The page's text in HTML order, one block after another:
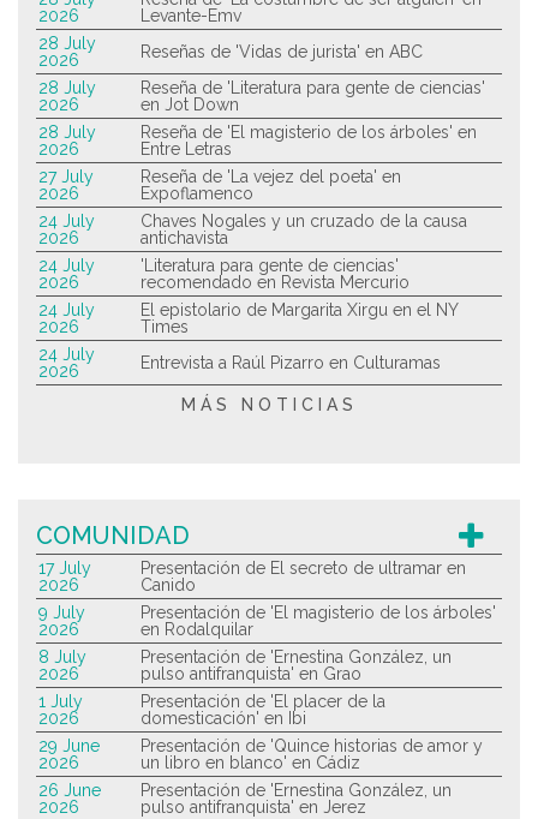
2026
Levante-Emv
28 July
2026
Reseñas de 'Vidas de jurista' en ABC
28 July
2026
Reseña de 'Literatura para gente de ciencias'
en Jot Down
28 July
2026
Reseña de 'El magisterio de los árboles' en
Entre Letras
27 July
2026
Reseña de 'La vejez del poeta' en
Expoflamenco
24 July
2026
Chaves Nogales y un cruzado de la causa
antichavista
24 July
2026
'Literatura para gente de ciencias'
recomendado en Revista Mercurio
24 July
2026
El epistolario de Margarita Xirgu en el NY
Times
24 July
2026
Entrevista a Raúl Pizarro en Culturamas
MÁS NOTICIAS
COMUNIDAD
17 July
2026
Presentación de El secreto de ultramar en
Canido
9 July
2026
Presentación de 'El magisterio de los árboles'
en Rodalquilar
8 July
2026
Presentación de 'Ernestina González, un
pulso antifranquista' en Grao
1 July
2026
Presentación de 'El placer de la
domesticación' en Ibi
29 June
2026
Presentación de 'Quince historias de amor y
un libro en blanco' en Cádiz
26 June
2026
Presentación de 'Ernestina González, un
pulso antifranquista' en Jerez